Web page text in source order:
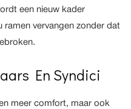
een nieuw kader
ramen vervangen zonder dat
En Syndici
meer comfort, maar ook